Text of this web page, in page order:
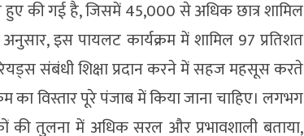
की गई है, जिसमें 45,000 से अधिक छात्र शामिल
इस पायलट कार्यक्रम में शामिल 97 प्रतिशत
संबंधी शिक्षा प्रदान करने में सहज महसूस करते
का विस्तार पूरे पंजाब में किया जाना चाहिए। लगभग
की तुलना में अधिक सरल और प्रभावशाली बताया,